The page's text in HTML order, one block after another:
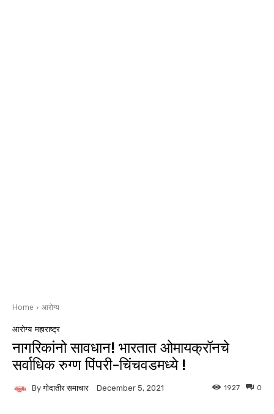
Home आरोग्य
आरोग्य महाराष्ट्र
नागरिकांनो सावधान! भारतात ओमायक्रॉनचे
सर्वाधिक रुग्ण पिंपरी-चिंचवडमध्ये !
By गोदातीर समाचार December 5, 2021 0
1927